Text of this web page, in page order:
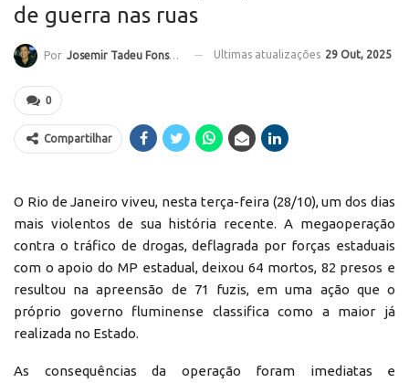
de guerra nas ruas
Por Josemir Tadeu Fonseca Ultimas atualizações 29 Out, 2025
0
Compartilhar
O Rio de Janeiro viveu, nesta terça-feira (28/10), um dos dias
mais violentos de sua história recente. A megaoperação
contra o tráfico de drogas, deflagrada por forças estaduais
com o apoio do MP estadual, deixou 64 mortos, 82 presos e
resultou na apreensão de 71 fuzis, em uma ação que o
próprio governo fluminense classifica como a maior já
realizada no Estado.
As consequências da operação foram imediatas e